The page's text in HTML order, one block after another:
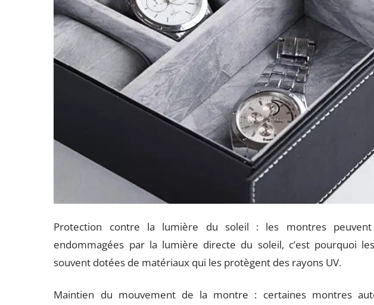
Protection contre la lumière du soleil : les montres
endommagées par la lumière directe du soleil, c’est pourquoi
souvent dotées de matériaux qui les protègent des rayons UV.
Maintien du mouvement de la montre : certaines montres